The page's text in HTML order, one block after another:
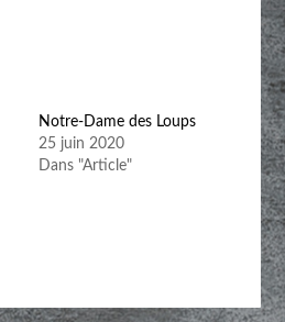
Notre-Dame des Loups
25 juin 2020
Dans "Article"